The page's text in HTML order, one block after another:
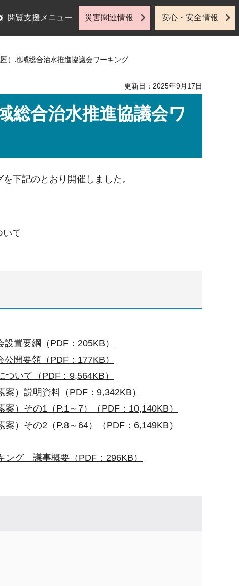
閲覧支援メニュー 災害関連情報 安心・安全情報
）地域総合治水推進協議会ワーキング
更新日：2025年9月17日
総合治水推進協議会ワ
下記のとおり開催しました。
いて
置要綱（PDF：205KB）
開要領（PDF：177KB）
いて（PDF：9,564KB）
）説明資料（PDF：9,342KB）
）その1（P.1～7）（PDF：10,140KB）
）その2（P.8～64）（PDF：6,149KB）
ング 議事概要（PDF：296KB）